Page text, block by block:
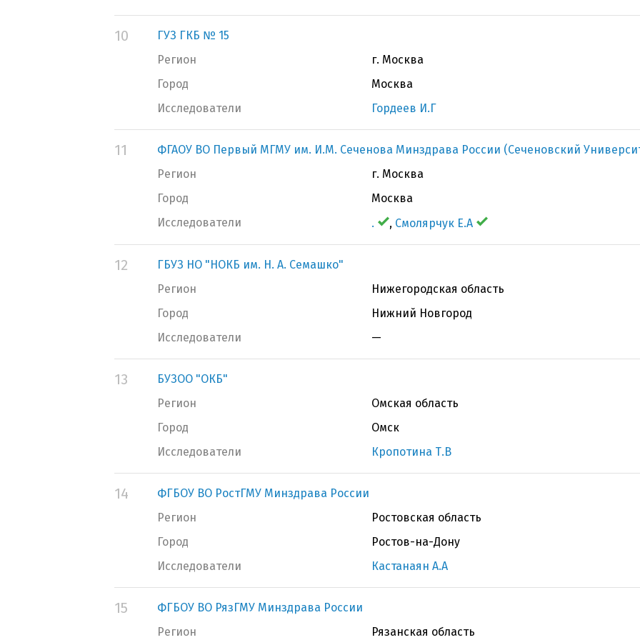
10
ГУЗ ГКБ № 15
Регион
г. Москва
Город
Москва
Исследователи
Гордеев И.Г
11
ФГАОУ ВО Первый МГМУ им. И.М. Сеченова Минздрава России (Сеченовский
Регион
г. Москва
Город
Москва
Исследователи
. , Смолярчук Е.А
12
ГБУЗ НО "НОКБ им. Н. А. Семашко"
Регион
Нижегородская область
Город
Нижний Новгород
Исследователи
—
13
БУЗОО "ОКБ"
Регион
Омская область
Город
Омск
Исследователи
Кропотина Т.В
14
ФГБОУ ВО РостГМУ Минздрава России
Регион
Ростовская область
Город
Ростов-на-Дону
Исследователи
Кастанаян А.А
15
ФГБОУ ВО РязГМУ Минздрава России
Регион
Рязанская область